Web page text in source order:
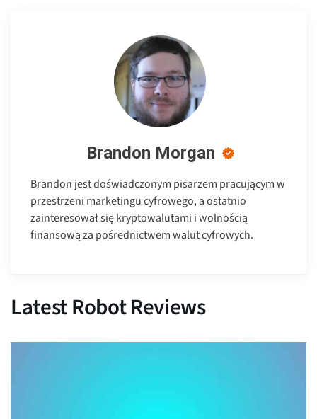
Brandon Morgan
Brandon jest doświadczonym pisarzem pracującym w
przestrzeni marketingu cyfrowego, a ostatnio
zainteresował się kryptowalutami i wolnością
finansową za pośrednictwem walut cyfrowych.
Latest Robot Reviews